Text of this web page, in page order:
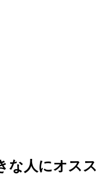
な人にオスス